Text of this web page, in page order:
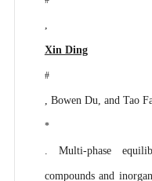
,
Xin Ding
#
, Bowen Du, and Tao
*
. Multi-phase
compounds and